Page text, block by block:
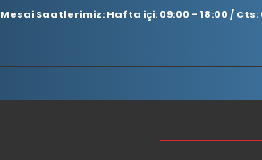
Mesai Saatlerimiz: Hafta içi: 09:00 - 18:00 / Cts: